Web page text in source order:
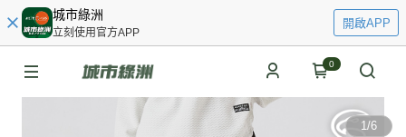
城市綠洲
立刻使用官方APP
開啟APP
0
1/6